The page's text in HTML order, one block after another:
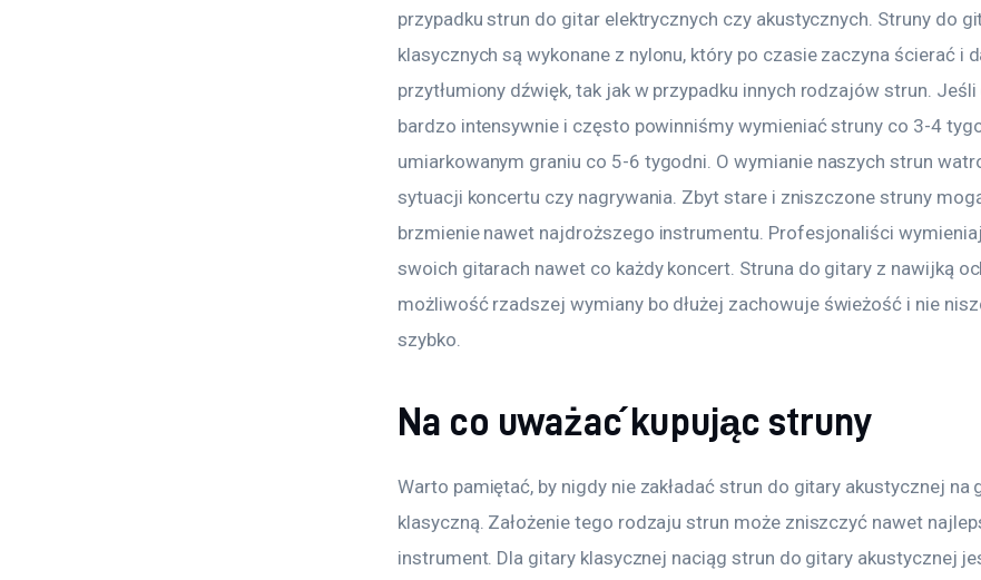
przypadku strun do gitar elektrycznych czy akustycznych. Struny do
klasycznych są wykonane z nylonu, który po czasie zaczyna ścierać i
przytłumiony dźwięk, tak jak w przypadku innych rodzajów strun.
bardzo intensywnie i często powinniśmy wymieniać struny co 3-4
umiarkowanym graniu co 5-6 tygodni. O wymianie naszych strun
sytuacji koncertu czy nagrywania. Zbyt stare i zniszczone struny
brzmienie nawet najdroższego instrumentu. Profesjonaliści
swoich gitarach nawet co każdy koncert. Struna do gitary z nawijką
możliwość rzadszej wymiany bo dłużej zachowuje świeżość i nie
szybko.
Na co uważać kupując struny
Warto pamiętać, by nigdy nie zakładać strun do gitary akustycznej na
klasyczną. Założenie tego rodzaju strun może zniszczyć nawet
instrument. Dla gitary klasycznej naciąg strun do gitary akustycznej